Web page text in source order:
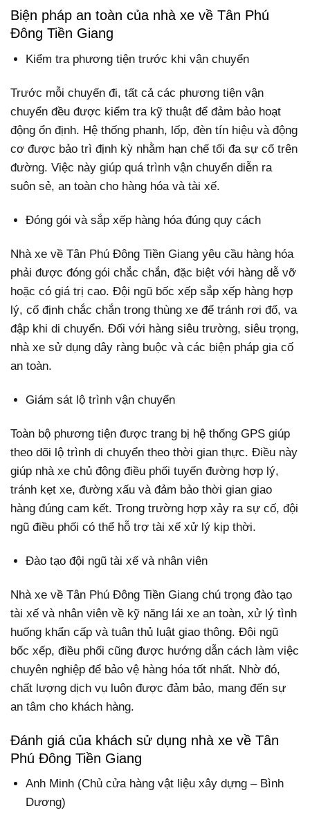
Biện pháp an toàn của nhà xe về Tân Phú
Đông Tiền Giang
Kiểm tra phương tiện trước khi vận chuyển
Trước mỗi chuyến đi, tất cả các phương tiện vận
chuyển đều được kiểm tra kỹ thuật để đảm bảo hoạt
động ổn định. Hệ thống phanh, lốp, đèn tín hiệu và động
cơ được bảo trì định kỳ nhằm hạn chế tối đa sự cố trên
đường. Việc này giúp quá trình vận chuyển diễn ra
suôn sẻ, an toàn cho hàng hóa và tài xế.
Đóng gói và sắp xếp hàng hóa đúng quy cách
Nhà xe về Tân Phú Đông Tiền Giang yêu cầu hàng hóa
phải được đóng gói chắc chắn, đặc biệt với hàng dễ vỡ
hoặc có giá trị cao. Đội ngũ bốc xếp sắp xếp hàng hợp
lý, cố định chắc chắn trong thùng xe để tránh rơi đổ, va
đập khi di chuyển. Đối với hàng siêu trường, siêu trọng,
nhà xe sử dụng dây ràng buộc và các biện pháp gia cố
an toàn.
Giám sát lộ trình vận chuyển
Toàn bộ phương tiện được trang bị hệ thống GPS giúp
theo dõi lộ trình di chuyển theo thời gian thực. Điều này
giúp nhà xe chủ động điều phối tuyến đường hợp lý,
tránh kẹt xe, đường xấu và đảm bảo thời gian giao
hàng đúng cam kết. Trong trường hợp xảy ra sự cố, đội
ngũ điều phối có thể hỗ trợ tài xế xử lý kịp thời.
Đào tạo đội ngũ tài xế và nhân viên
Nhà xe về Tân Phú Đông Tiền Giang chú trọng đào tạo
tài xế và nhân viên về kỹ năng lái xe an toàn, xử lý tình
huống khẩn cấp và tuân thủ luật giao thông. Đội ngũ
bốc xếp, điều phối cũng được hướng dẫn cách làm việc
chuyên nghiệp để bảo vệ hàng hóa tốt nhất. Nhờ đó,
chất lượng dịch vụ luôn được đảm bảo, mang đến sự
an tâm cho khách hàng.
Đánh giá của khách sử dụng nhà xe về Tân
Phú Đông Tiền Giang
Anh Minh (Chủ cửa hàng vật liệu xây dựng – Bình
Dương)